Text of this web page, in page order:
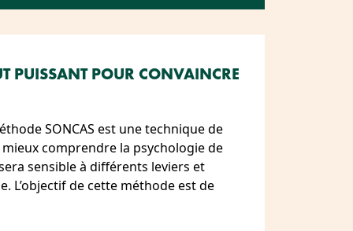
PUISSANT POUR CONVAINCRE
SONCAS est une technique de
comprendre la psychologie de
sensible à différents leviers et
L’objectif de cette méthode est de